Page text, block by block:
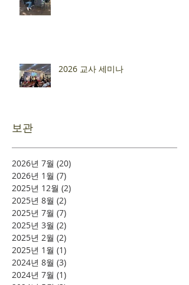
2026 교사 세미나
보관
2026년 7월 (20)
2026년 1월 (7)
2025년 12월 (2)
2025년 8월 (2)
2025년 7월 (7)
2025년 3월 (2)
2025년 2월 (2)
2025년 1월 (1)
2024년 8월 (3)
2024년 7월 (1)